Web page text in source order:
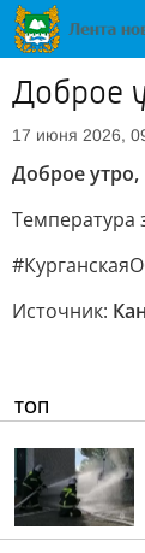
Доброе
17 июня 2026,
Доброе утро,
Температура
Источник:
ТОП